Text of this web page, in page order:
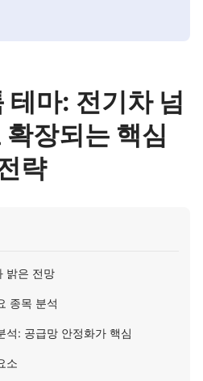
마: 전기차 넘
장되는 핵심
략
밝은 전망
종목 분석
석: 공급망 안정화가 핵심
소